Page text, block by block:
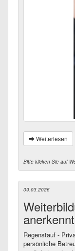
Weiterlesen
Bitte klicken Sie auf
09.03.2026
Regenstauf -
persönliche